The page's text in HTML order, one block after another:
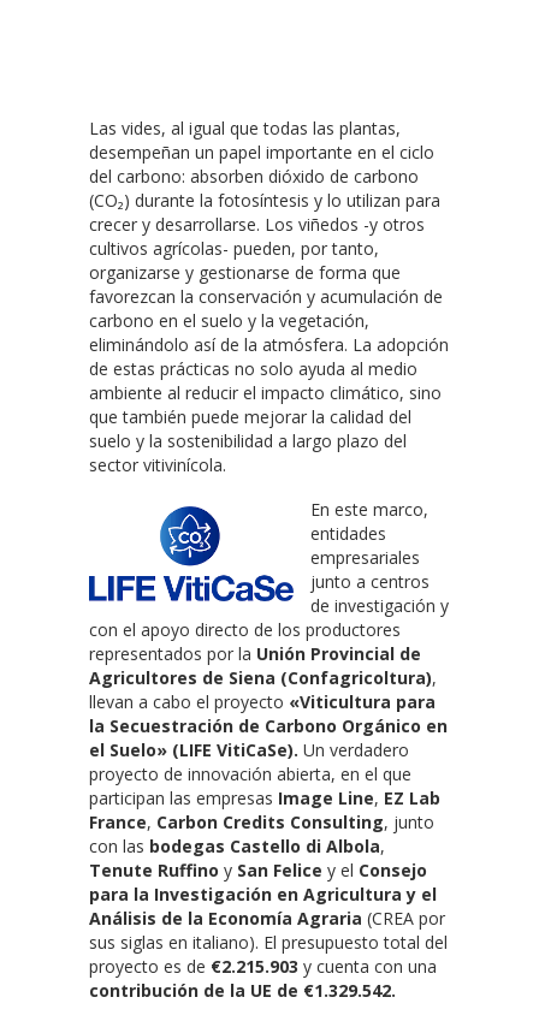
Las vides, al igual que todas las plantas,
desempeñan un papel importante en el ciclo
del carbono: absorben dióxido de carbono
(CO₂) durante la fotosíntesis y lo utilizan para
crecer y desarrollarse. Los viñedos -y otros
cultivos agrícolas- pueden, por tanto,
organizarse y gestionarse de forma que
favorezcan la conservación y acumulación de
carbono en el suelo y la vegetación,
eliminándolo así de la atmósfera. La adopción
de estas prácticas no solo ayuda al medio
ambiente al reducir el impacto climático, sino
que también puede mejorar la calidad del
suelo y la sostenibilidad a largo plazo del
sector vitivinícola.
En este marco,
entidades
empresariales
junto a centros
de investigación y
con el apoyo directo de los productores
representados por la Unión Provincial de
Agricultores de Siena (Confagricoltura),
llevan a cabo el proyecto «Viticultura para
la Secuestración de Carbono Orgánico en
el Suelo» (LIFE VitiCaSe). Un verdadero
proyecto de innovación abierta, en el que
participan las empresas Image Line, EZ Lab
France, Carbon Credits Consulting, junto
con las bodegas Castello di Albola,
Tenute Ruffino y San Felice y el Consejo
para la Investigación en Agricultura y el
Análisis de la Economía Agraria (CREA por
sus siglas en italiano). El presupuesto total del
proyecto es de €2.215.903 y cuenta con una
contribución de la UE de €1.329.542.